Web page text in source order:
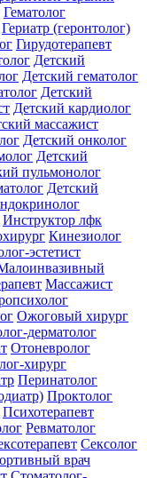
Гематолог
Гериатр (геронтолог)
Гирудотерапевт
Детский
Детский гематолог
Детский
Детский кардиолог
массажист
Детский онколог
Детский
пульмонолог
Детский
Инструктор лфк
Кинезиолог
эстетист
Массажист
Ожоговый хирург
дерматолог
Отоневролог
хирург
Перинатолог
Проктолог
Психотерапевт
Ревматолог
Сексолог
врач